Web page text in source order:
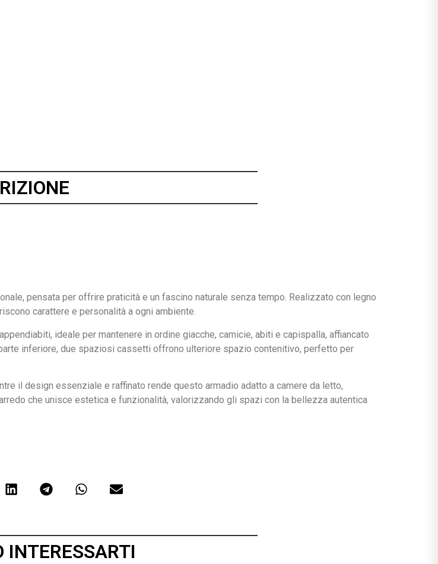
pensata per offrire praticità e un fascino naturale senza tempo. Realizzato con legno
carattere e personalità a ogni ambiente.
ideale per mantenere in ordine giacche, camicie, abiti e capispalla, affiancato
inferiore, due spaziosi cassetti offrono ulteriore spazio contenitivo, perfetto per
il design essenziale e raffinato rende questo armadio adatto a camere da letto,
che unisce estetica e funzionalità, valorizzando gli spazi con la bellezza autentica
INTERESSARTI